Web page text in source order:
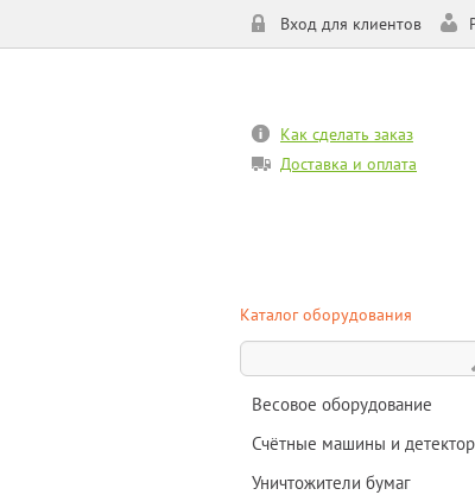
Вход для клиентов
Как сделать заказ
Доставка и оплата
Каталог оборудования
Весовое оборудование
Счётные машины и
Уничтожители бумаг